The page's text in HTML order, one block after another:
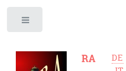
RA DE